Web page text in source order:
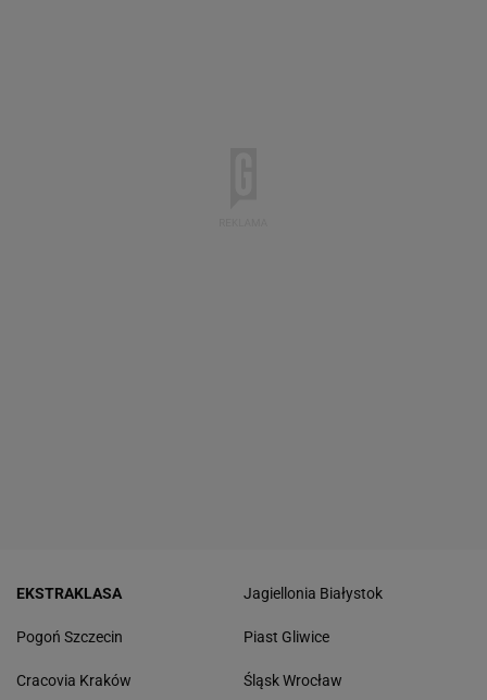
EKSTRAKLASA
Pogoń Szczecin
Cracovia Kraków
Jagiellonia Białystok
Piast Gliwice
Śląsk Wrocław